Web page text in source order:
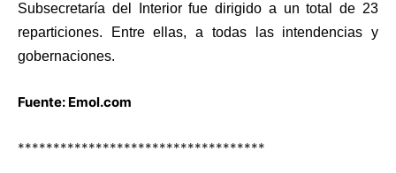
Subsecretaría del Interior fue dirigido a un total de 23
reparticiones. Entre ellas, a todas las intendencias y
gobernaciones.
Fuente: Emol.com
***********************************